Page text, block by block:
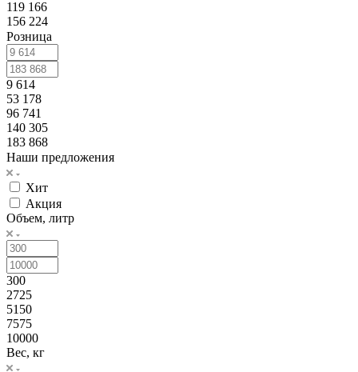
119 166
156 224
Розница
9 614
53 178
96 741
140 305
183 868
Наши предложения
Хит
Акция
Объем, литр
300
2725
5150
7575
10000
Вес, кг